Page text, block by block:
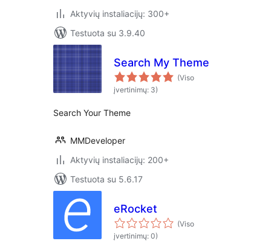
Aktyvių instaliacijų: 300+
Testuota su 3.9.40
Search My Theme
(Viso
įvertinimų: 3)
Search Your Theme
MMDeveloper
Aktyvių instaliacijų: 200+
Testuota su 5.6.17
eRocket
(Viso
įvertinimų: 0)